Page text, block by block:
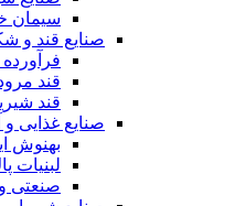
سیمان
صنایع قند و
قند
قند
صنایع غذايی و
بهنوش
لبنيات
صنعتی